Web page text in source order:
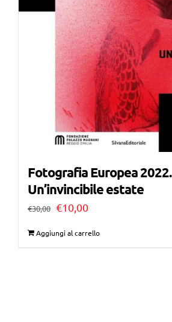
Fotografia Europea 2022.
Un’invincibile estate
€30,00 Il
€10,00Il
Aggiungi al carrello